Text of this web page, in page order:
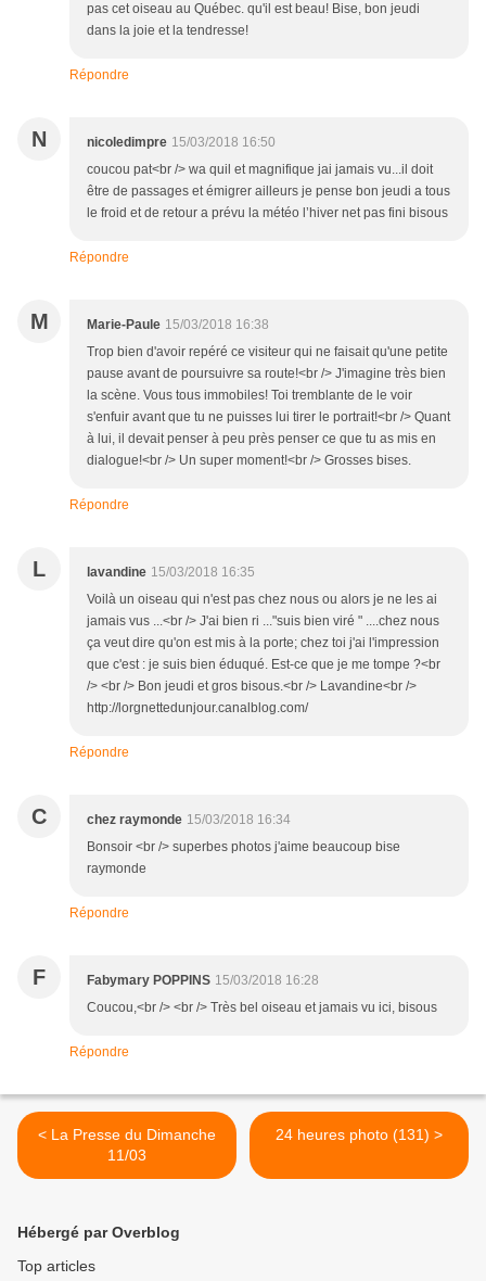
pas cet oiseau au Québec. qu'il est beau! Bise, bon jeudi
dans la joie et la tendresse!
Répondre
N nicoledimpre 15/03/2018 16:50
coucou pat<br /> wa quil et magnifique jai jamais vu...il doit
être de passages et émigrer ailleurs je pense bon jeudi a tous
le froid et de retour a prévu la météo l’hiver net pas fini bisous
Répondre
M Marie-Paule 15/03/2018 16:38
Trop bien d'avoir repéré ce visiteur qui ne faisait qu'une petite
pause avant de poursuivre sa route!<br /> J'imagine très bien
la scène. Vous tous immobiles! Toi tremblante de le voir
s'enfuir avant que tu ne puisses lui tirer le portrait!<br /> Quant
à lui, il devait penser à peu près penser ce que tu as mis en
dialogue!<br /> Un super moment!<br /> Grosses bises.
Répondre
L lavandine 15/03/2018 16:35
Voilà un oiseau qui n'est pas chez nous ou alors je ne les ai
jamais vus ...<br /> J'ai bien ri ..."suis bien viré " ....chez nous
ça veut dire qu'on est mis à la porte; chez toi j'ai l'impression
que c'est : je suis bien éduqué. Est-ce que je me tompe ?<br
/> <br /> Bon jeudi et gros bisous.<br /> Lavandine<br />
http://lorgnettedunjour.canalblog.com/
Répondre
C chez raymonde 15/03/2018 16:34
Bonsoir <br /> superbes photos j'aime beaucoup bise
raymonde
Répondre
F Fabymary POPPINS 15/03/2018 16:28
Coucou,<br /> <br /> Très bel oiseau et jamais vu ici, bisous
Répondre
< La Presse du Dimanche
11/03
24 heures photo (131) >
Hébergé par Overblog
Top articles